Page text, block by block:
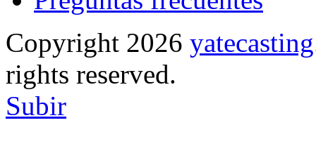
Copyright 2026
rights reserved.
Subir